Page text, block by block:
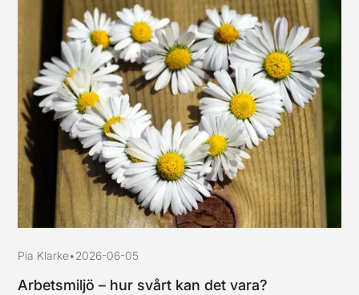
Pia Klarke•2026-06-05
Arbetsmiljö – hur svårt kan det vara?